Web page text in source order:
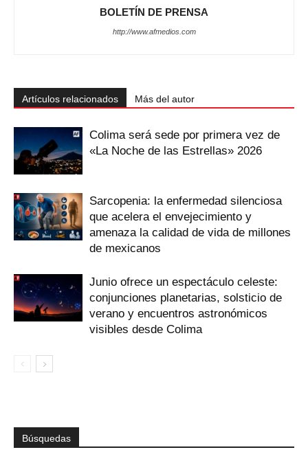
BOLETÍN DE PRENSA
http://www.afmedios.com
Artículos relacionados Más del autor
Colima será sede por primera vez de
«La Noche de las Estrellas» 2026
Sarcopenia: la enfermedad silenciosa
que acelera el envejecimiento y
amenaza la calidad de vida de millones
de mexicanos
Junio ofrece un espectáculo celeste:
conjunciones planetarias, solsticio de
verano y encuentros astronómicos
visibles desde Colima
Búsquedas